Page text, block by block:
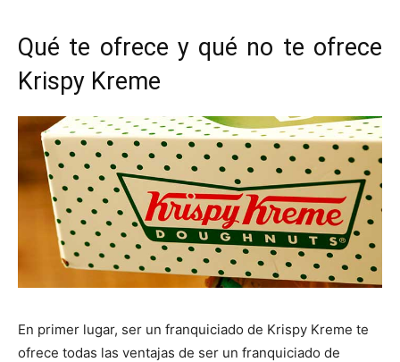
Qué te ofrece y qué no te ofrece
Krispy Kreme
En primer lugar, ser un franquiciado de Krispy Kreme te
ofrece todas las ventajas de ser un franquiciado de